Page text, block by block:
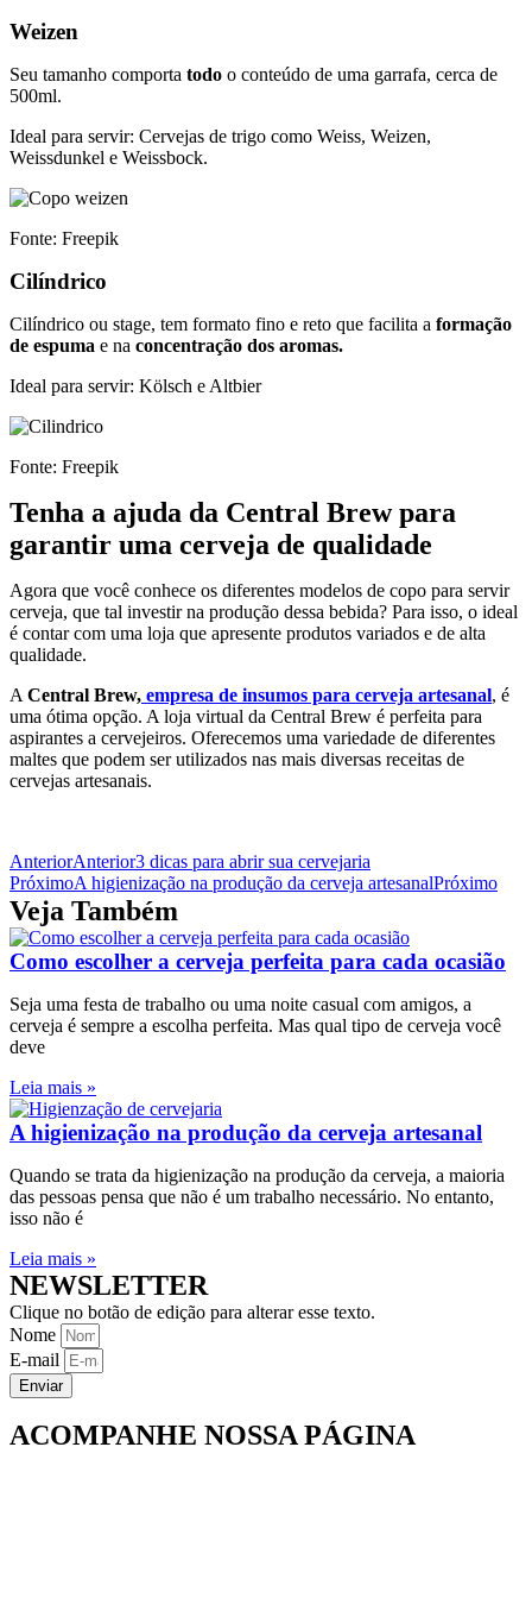
Weizen
Seu tamanho comporta todo o conteúdo de uma garrafa, cerca de
500ml.
Ideal para servir: Cervejas de trigo como Weiss, Weizen,
Weissdunkel e Weissbock.
Fonte: Freepik
Cilíndrico
Cilíndrico ou stage, tem formato fino e reto que facilita a formação
de espuma e na concentração dos aromas.
Ideal para servir: Kölsch e Altbier
Fonte: Freepik
Tenha a ajuda da Central Brew para
garantir uma cerveja de qualidade
Agora que você conhece os diferentes modelos de copo para servir
cerveja, que tal investir na produção dessa bebida? Para isso, o ideal
é contar com uma loja que apresente produtos variados e de alta
qualidade.
A Central Brew, empresa de insumos para cerveja artesanal, é
uma ótima opção. A loja virtual da Central Brew é perfeita para
aspirantes a cervejeiros. Oferecemos uma variedade de diferentes
maltes que podem ser utilizados nas mais diversas receitas de
cervejas artesanais.
AnteriorAnterior3 dicas para abrir sua cervejaria
PróximoA higienização na produção da cerveja artesanalPróximo
Veja Também
Como escolher a cerveja perfeita para cada ocasião
Seja uma festa de trabalho ou uma noite casual com amigos, a
cerveja é sempre a escolha perfeita. Mas qual tipo de cerveja você
deve
Leia mais »
A higienização na produção da cerveja artesanal
Quando se trata da higienização na produção da cerveja, a maioria
das pessoas pensa que não é um trabalho necessário. No entanto,
isso não é
Leia mais »
NEWSLETTER
Clique no botão de edição para alterar esse texto.
Nome
E-mail
Enviar
ACOMPANHE NOSSA PÁGINA